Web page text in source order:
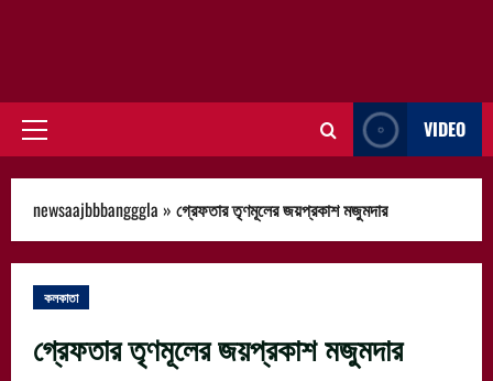
Primary
VIDEO
newsaajbbbangggla » গ্রেফতার তৃণমূলের জয়প্রকাশ মজুমদার
কলকাতা
গ্রেফতার তৃণমূলের জয়প্রকাশ মজুমদার